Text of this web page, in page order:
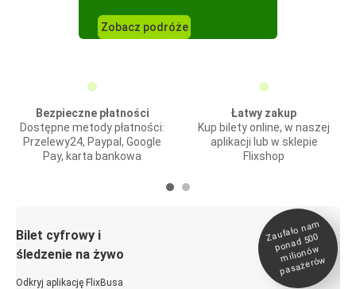
Zobacz podróże
Bezpieczne płatności
Dostępne metody płatności:
Przelewy24, Paypal, Google
Pay, karta bankowa
Łatwy zakup
Kup bilety online, w naszej
aplikacji lub w sklepie
Flixshop
Bilet cyfrowy i
śledzenie na żywo
Odkryj aplikację FlixBusa
Zaufało na
m
ponad 500
milionó
w
pasażeró
w